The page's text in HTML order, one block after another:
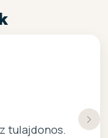
tulajdonos.
kis bolt :)
kiszolgálast.